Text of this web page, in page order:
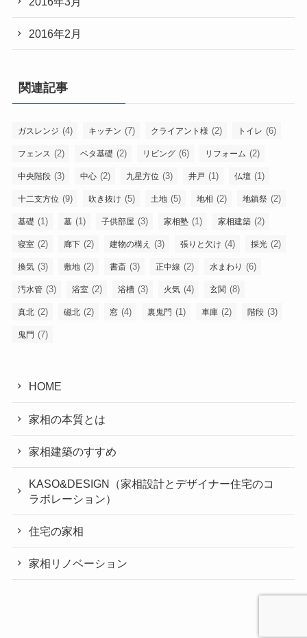
2016年2月
関連記事
ガスレンジ (4) キッチン (7) クライアント様 (2) トイレ (6)
フェンス (2) ベタ基礎 (2) リビング (6) リフォーム (2)
中央階段 (3) 中心 (2) 九星方位 (3) 井戸 (1) 仏壇 (1)
十二支方位 (9) 吹き抜け (5) 土地 (5) 地相 (2) 地鎮祭 (2)
基礎 (1) 墓 (1) 子供部屋 (3) 家相塾 (1) 家相建築 (2)
寝室 (2) 廊下 (2) 建物の構え (3) 張りと欠け (4) 採光 (2)
換気 (3) 敷地 (2) 書斎 (3) 正中線 (2) 水まわり (6)
汚水管 (3) 浴室 (2) 浴槽 (3) 火気 (4) 玄関 (8)
真北 (2) 磁北 (2) 窓 (4) 裏鬼門 (1) 車庫 (2) 階段 (3)
鬼門 (7)
HOME
家相の本質とは
家相建築のすすめ
KASO&DESIGN（家相設計とデザイナー住宅のコ
ラボレーション）
住宅の家相
家相リノベーション